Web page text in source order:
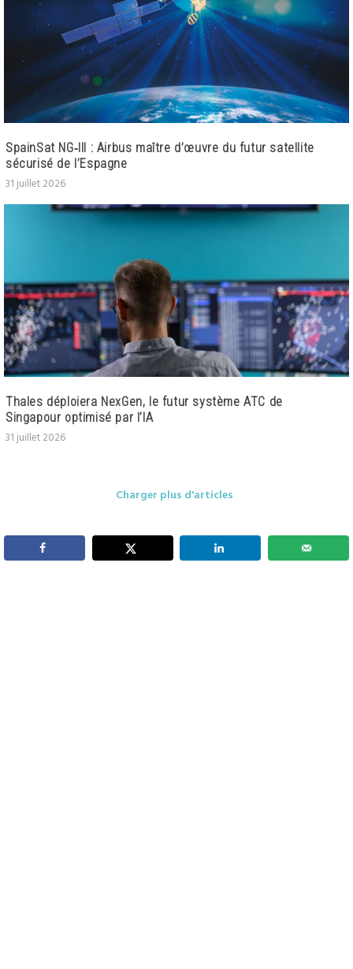
SpainSat NG‑III : Airbus maître d’œuvre du futur satellite
sécurisé de l’Espagne
31 juillet 2026
Thales déploiera NexGen, le futur système ATC de
Singapour optimisé par l’IA
31 juillet 2026
Charger plus d'articles